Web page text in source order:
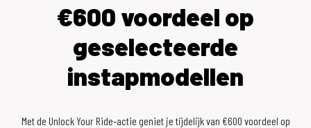
€600 voordeel op
geselecteerde
instapmodellen
Met de Unlock Your Ride‑actie geniet je tijdelijk van €600 voordeel op